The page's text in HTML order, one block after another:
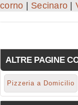
corno
Secinaro
ALTRE PAGINE
Pizzeria a Domicilio